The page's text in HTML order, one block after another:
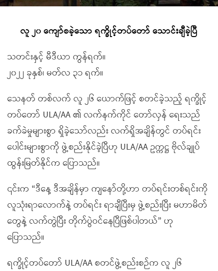
လူ ၂၀ ကျော်စခဲ့သော ရက္ခိုင့်တပ်တော် သောင်းချီခဲ့ပြီ
သတင်းနှင့် မီဒီယာ ကွန်ရက်။
၂၀၂၂ ခုနှစ်၊ မတ်လ ၃၁ ရက်။
သေနတ် တစ်လက် လူ ၂၆ ယောက်ဖြင့် စတင်ခဲ့သည့် ရက္ခိုင့်
တပ်တော် ULA/AA ၏ လက်နက်ကိုင် တော်လှန် ရေးသည်
ခက်ခဲမှုများစွာ ရှိခဲ့သော်လည်း လက်ရှိအချိန်တွင် တပ်ရင်း
ပေါင်းများစွာကို ဖွဲ့စည်းနိုင်ခဲ့ပြီဟု ULA/AA ဥက္ကဋ္ဌ ဗိုလ်ချုပ်
ထွန်းမြတ်နိုင်က ပြောသည်။
၎င်းက “ဒီနေ့ ဒီအချိန်မှာ ကျနော်တို့ဟာ တပ်ရင်းတစ်ရင်းကို
လူသုံးရာလောက်နဲ့ တပ်ရင်း ရာချီပြီးမှ ဖွဲ့စည်းပြီး မဟာမိတ်
တွေနဲ့ လက်တွဲပြီး တိုက်ပွဲဝင်နေပြီဖြစ်ပါတယ်” ဟု
ပြောသည်။
ရက္ခိုင့်တပ်တော် ULA/AA စတင်ဖွဲ့စည်းစဉ်က လူ ၂၆